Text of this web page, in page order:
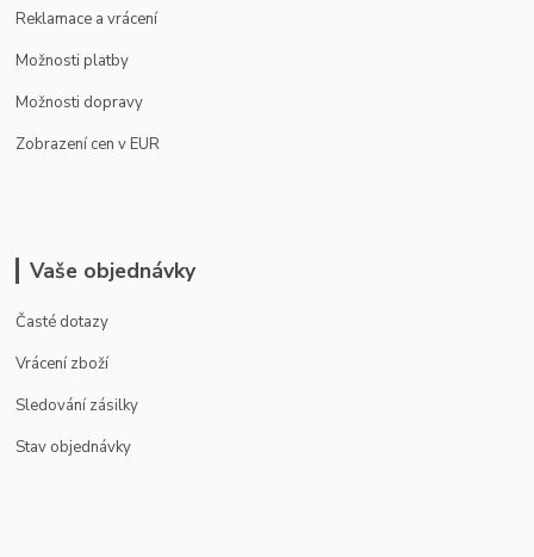
Reklamace a vrácení
Možnosti platby
Možnosti dopravy
Zobrazení cen v EUR
Vaše objednávky
Časté dotazy
Vrácení zboží
Sledování zásilky
Stav objednávky